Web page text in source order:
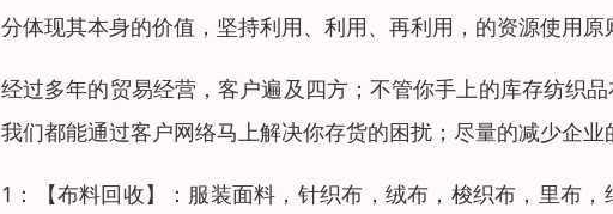
分体现其本身的价值，坚持利用、利用、再利用，的资源使用原
经过多年的贸易经营，客户遍及四方；不管你手上的库存纺织
我们都能通过客户网络马上解决你存货的困扰；尽量的减少企业
1：【布料回收】：服装面料，针织布，绒布，梭织布，里布